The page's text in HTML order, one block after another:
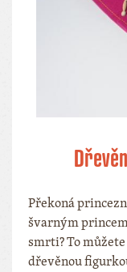
Překoná
švarným
smrti? To
dřevěnou